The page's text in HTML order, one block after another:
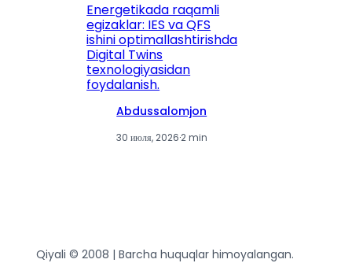
Energetikada raqamli
egizaklar: IES va QFS
ishini optimallashtirishda
Digital Twins
texnologiyasidan
foydalanish.
Abdussalomjon
30 июля, 2026·2 min
Qiyali © 2008 | Barcha huquqlar himoyalangan.